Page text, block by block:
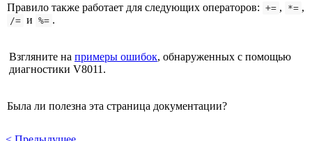
Правило также работает для следующих операторов: += , *= ,
/= и %= .
Взгляните на примеры ошибок, обнаруженных с помощью
диагностики V8011.
Была ли полезна эта страница документации?